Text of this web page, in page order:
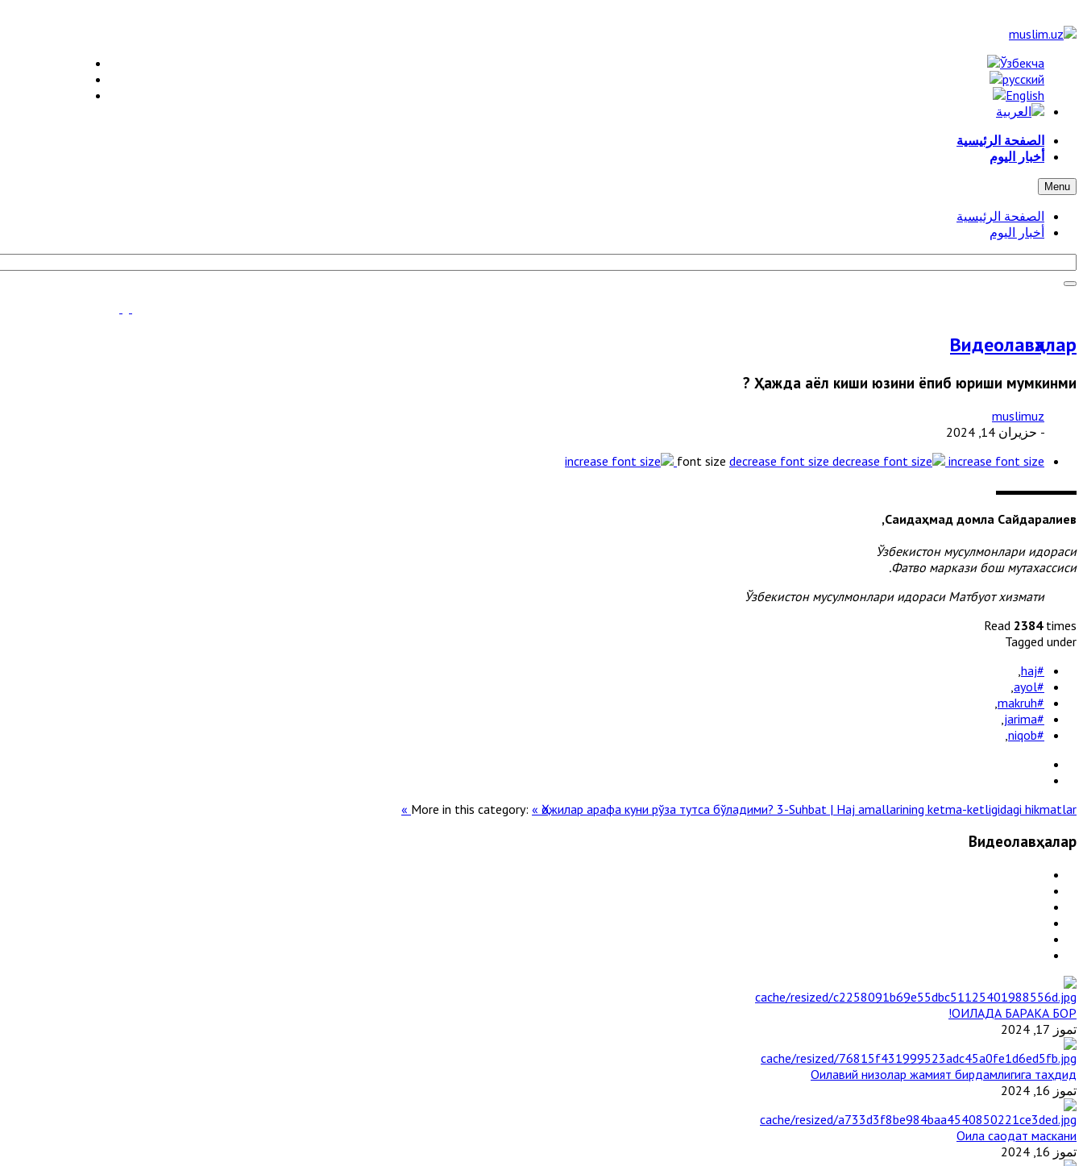
الصفحة الرئيسية
أخبار اليوم
Menu
الصفحة الرئيسية
أخبار اليوم
Видеолавҳалар
Ҳажда аёл киши юзини ёпиб юриши мумкинми ?
muslimuz
- حزيران 14, 2024
font size decrease font size increase font size
Саидаҳмад домла Сайдаралиев,
Ўзбекистон мусулмонлари идораси
Фатво маркази бош мутахассиси.
Ўзбекистон мусулмонлари идораси Матбуот хизмати
Read 2384times
Tagged under
#haj
#ayol
#makruh
#jarima
#niqob
More in this category: « Ҳожилар арафа куни рўза тутса бўладими? 3-Suhbat | Haj amallarining ketma-ketligidagi hikmatlar »
Видеолавҳалар
ОИЛАДА БАРАКА БОР!
تموز 17, 2024
Оилавий низолар жамият бирдамлигига таҳдид
تموز 16, 2024
Оила саодат маскани
تموز 16, 2024